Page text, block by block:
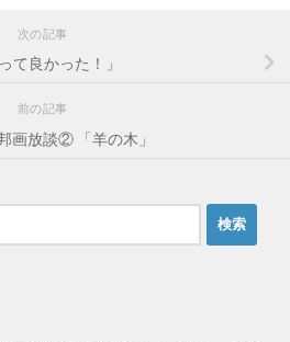
次の記事
て良かった！」
前の記事
画放談② 「羊の木」